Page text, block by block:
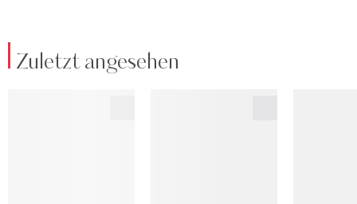
Zuletzt angesehen